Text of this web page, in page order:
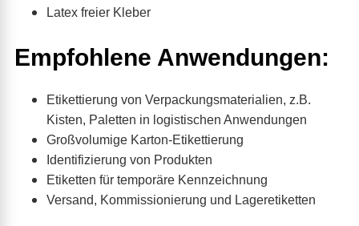
Latex freier Kleber
Empfohlene Anwendungen:
Etikettierung von Verpackungsmaterialien, z.B.
Kisten, Paletten in logistischen Anwendungen
Großvolumige Karton-Etikettierung
Identifizierung von Produkten
Etiketten für temporäre Kennzeichnung
Versand, Kommissionierung und Lageretiketten